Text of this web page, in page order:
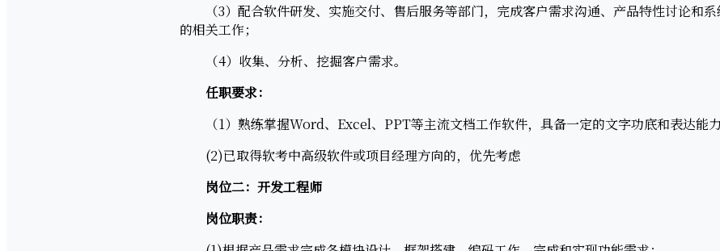
（3）配合软件研发、实施交付、售后服务等部门，完成客户需求沟通、产品特性讨论和
的相关工作；
（4）收集、分析、挖掘客户需求。
任职要求：
（1）熟练掌握Word、Excel、PPT等主流文档工作软件，具备一定的文字功底和表达能力
(2)已取得软考中高级软件或项目经理方向的，优先考虑
岗位二：开发工程师
岗位职责：